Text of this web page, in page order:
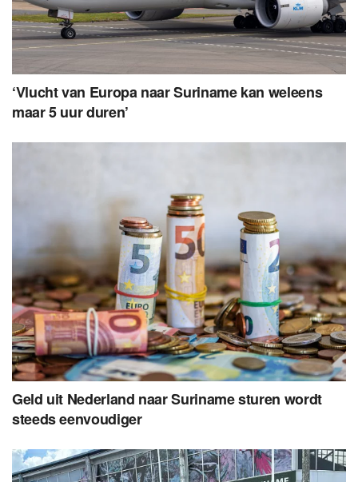
‘Vlucht van Europa naar Suriname kan weleens
maar 5 uur duren’
Geld uit Nederland naar Suriname sturen wordt
steeds eenvoudiger